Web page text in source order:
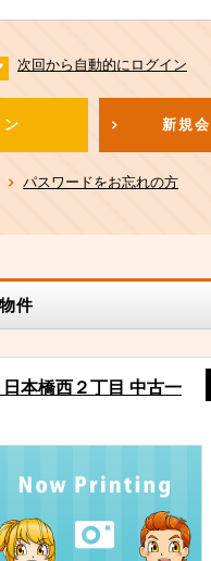
次回から自動的にログイン
ン 新規
パスワードをお忘れの方
件
本橋西２丁目 中古一